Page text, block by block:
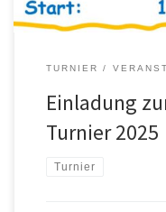
TURNIER
Einladung
Turnier 2025
Turnier